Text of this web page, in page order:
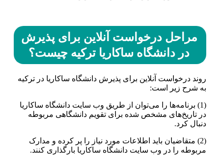
مراحل درخواست آنلاین برای پذیرش
در دانشگاه ساکاریا ترکیه چیست؟
روند درخواست آنلاین برای پذیرش دانشگاه ساکاریا در ترکیه
به شرح زیر است:
(1) برنامه‌ها را می‌توان از طریق وب سایت دانشگاه ساکاریا
در تاریخ‌های مشخص شده برای تقویم دانشگاهی مربوطه
دنبال کرد.
(2) متقاضیان باید اطلاعات مورد نیاز را پر کرده و مدارک
مربوطه را در وب سایت دانشگاه ساکاریا بارگذاری کنند.